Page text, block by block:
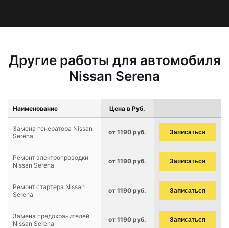
Другие работы для автомобиля
Nissan Serena
Наименование Цена в Руб.
Замена генератора Nissan
Serena
от 1190 руб. Записаться
Ремонт электропроводки
Nissan Serena
от 1190 руб. Записаться
Ремонт стартера Nissan
Serena
от 1190 руб. Записаться
Замена предохранителей
Nissan Serena
от 1190 руб. Записаться